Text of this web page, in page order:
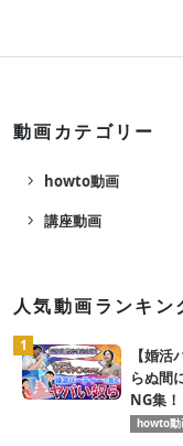
動画カテゴリー
navigate_next howto動画
navigate_next 講座動画
人気動画ランキン
1
【婚
らぬ間
NG集！
howto動